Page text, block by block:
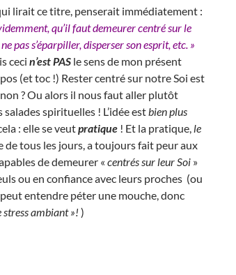
lirait ce titre, penserait immédiatement :
qu’il faut demeurer centré sur le
pas s’éparpiller, disperser son esprit, etc. »
ceci n’est PAS le sens de mon présent
(et toc !) Rester centré sur notre Soi est
? Ou alors il nous faut aller plutôt
spirituelles ! L’idée estbien plus
: elle se veutpratique ! Et la pratique, le
de tous les jours, a toujours fait peur aux
de demeurer « centrés sur leur Soi »
ou en confiance avec leurs proches (ou
entendre péter une mouche, donc
stress ambiant »! )